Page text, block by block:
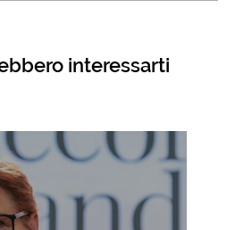
interessarti